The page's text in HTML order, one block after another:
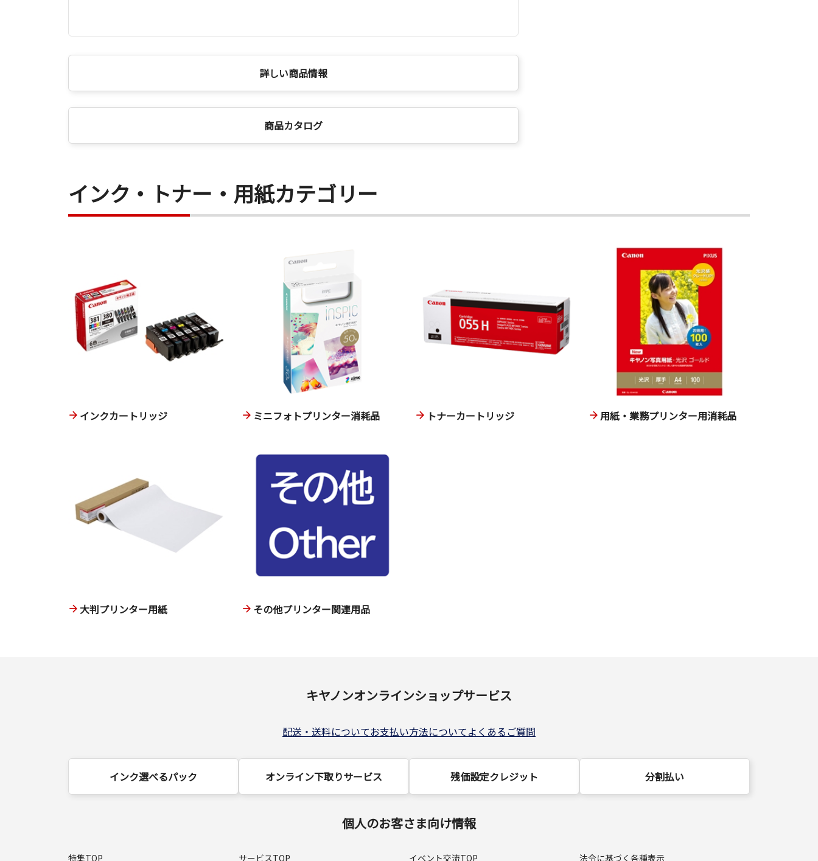
詳しい商品情報
商品カタログ
インク・トナー・用紙カテゴリー
インクカートリッジ ミニフォトプリンター消耗品 トナーカートリッジ 用紙・業務プリンター用消耗品
大判プリンター用紙 その他プリンター関連用品
キヤノンオンラインショップサービス
配送・送料についてお支払い方法についてよくあるご質問
インク選べるパック オンライン下取りサービス 残価設定クレジット 分割払い
個人のお客さま向け情報
特集TOP サービスTOP イベント交流TOP 法令に基づく各種表示